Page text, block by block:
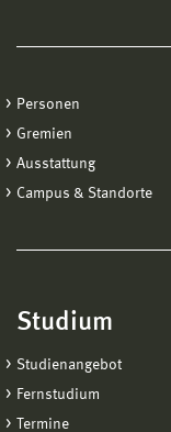
Personen
Gremien
Ausstattung
Campus & Standorte
Studium
Studienangebot
Fernstudium
Termine